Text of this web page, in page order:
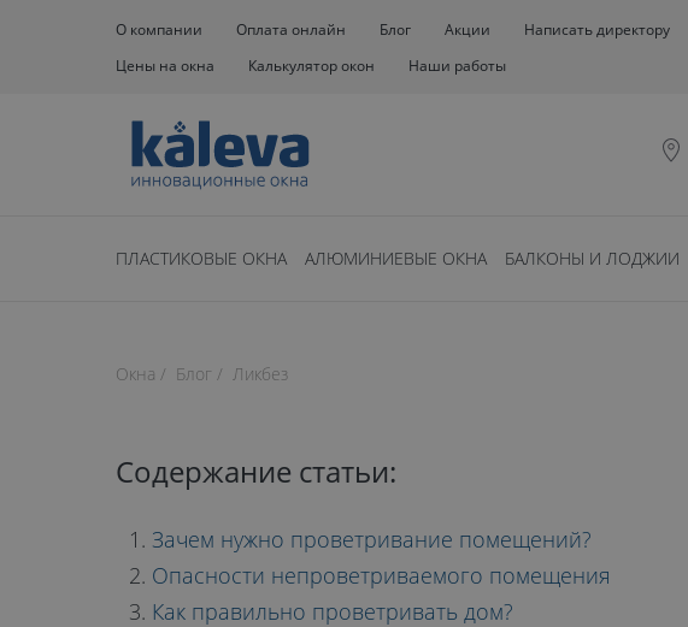
О компании Оплата онлайн Блог Акции Написать директору
Цены на окна
Калькулятор окон Наши работы
ПЛАСТИКОВЫЕ ОКНА АЛЮМИНИЕВЫЕ ОКНА БАЛКОНЫ И ЛОДЖИИ
время чтения: 40 минут
ПОЧЕМУ ПОТЕЮТ
ОКНА?
Окна Блог Ликбез
Содержание статьи:
Зачем нужно проветривание помещений?
Опасности непроветриваемого помещения
Как правильно проветривать дом?